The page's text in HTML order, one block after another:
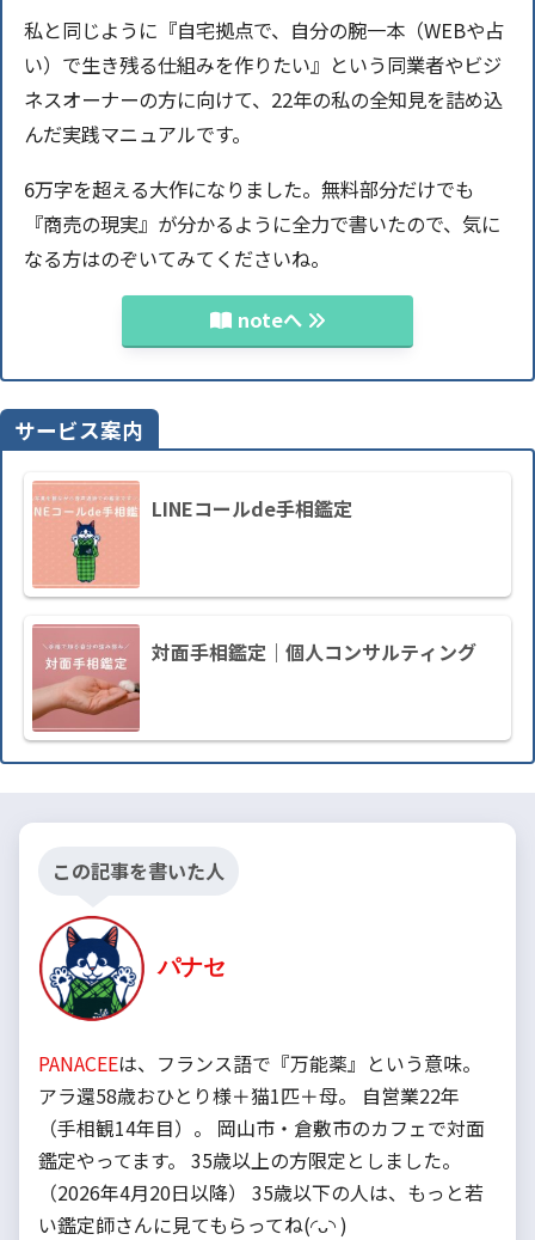
私と同じように『自宅拠点で、自分の腕一本（WEBや占
い）で生き残る仕組みを作りたい』という同業者やビジ
ネスオーナーの方に向けて、22年の私の全知見を詰め込
んだ実践マニュアルです。
6万字を超える大作になりました。無料部分だけでも
『商売の現実』が分かるように全力で書いたので、気に
なる方はのぞいてみてくださいね。
noteへ
サービス案内
LINEコールde手相鑑定
対面手相鑑定｜個人コンサルティング
この記事を書いた人
パナセ
PANACEEは、フランス語で『万能薬』という意味。
アラ還58歳おひとり様＋猫1匹＋母。 自営業22年
（手相観14年目）。 岡山市・倉敷市のカフェで対面
鑑定やってます。 35歳以上の方限定としました。
（2026年4月20日以降） 35歳以下の人は、もっと若
い鑑定師さんに見てもらってね(◜ᴗ◝ )